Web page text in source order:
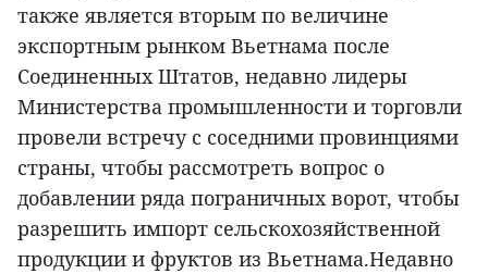
также является вторым по величине
экспортным рынком Вьетнама после
Соединенных Штатов, недавно лидеры
Министерства промышленности и торговли
провели встречу с соседними провинциями
страны, чтобы рассмотреть вопрос о
добавлении ряда пограничных ворот, чтобы
разрешить импорт сельскохозяйственной
продукции и фруктов из Вьетнама.Недавно